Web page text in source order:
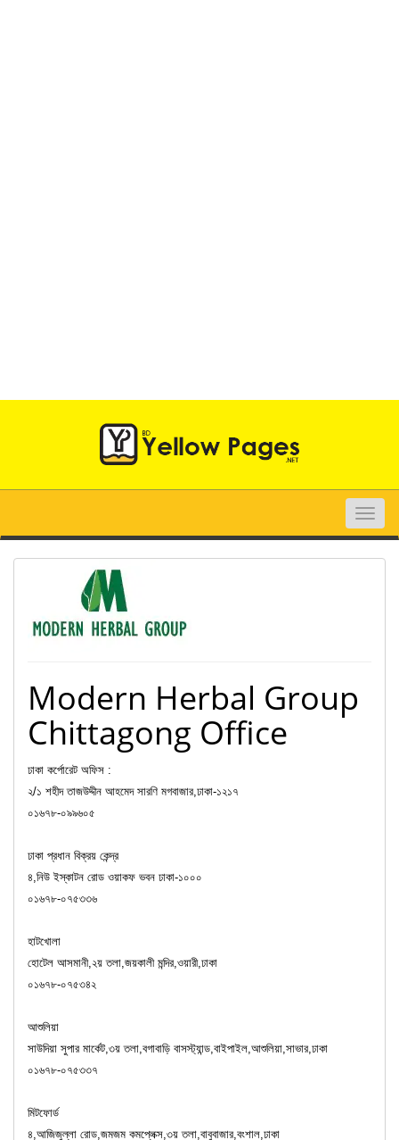
Toggle
Modern Herbal Group
Chittagong Office
ঢাকা কর্পোরেট অফিস :
২/১ শহীদ তাজউদ্দীন আহমেদ সারণি মগবাজার,ঢাকা-১২১৭
০১৬৭৮-০৯৯৬০৫
ঢাকা প্রধান বিক্রয় কেন্দ্র
৪,নিউ ইস্কাটন রোড ওয়াকফ ভবন ঢাকা-১০০০
০১৬৭৮-০৭৫৩৩৬
হাটখোলা
হোটেল আসমানী,২য় তলা,জয়কালী মন্দির,ওয়ারী,ঢাকা
০১৬৭৮-০৭৫৩৪২
আশুলিয়া
সাউদিয়া সুপার মার্কেট,৩য় তলা,বগাবাড়ি বাসস্ট্যান্ড,বাইপাইল,আশুলিয়া,সাভার,ঢাকা
০১৬৭৮-০৭৫৩৩৭
মিটফোর্ড
৪,আজিজুল্লা রোড,জমজম কমপ্লেক্স,৩য় তলা,বাবুবাজার,বংশাল,ঢাকা